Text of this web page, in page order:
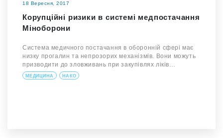
18 Вересня, 2017
Корупційні ризики в системі медпостачання
Міноборони
Система медичного постачання в оборонній сфері має
низку прогалин та непрозорих механізмів. Вони можуть
призводити до зловживань при закупівлях ліків…
МЕДИЦИНА НАКО